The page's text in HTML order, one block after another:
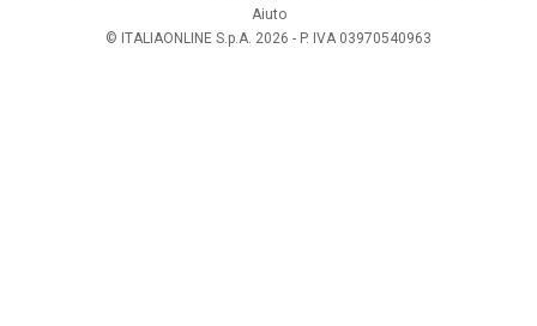
Aiuto
© ITALIAONLINE S.p.A. 2026 - P. IVA 03970540963